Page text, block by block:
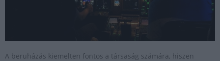
A beruházás kiemelten fontos a társaság számára, hiszen